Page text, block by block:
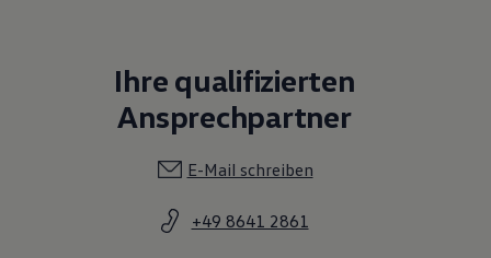
Ihre qualifizierten
Ansprechpartner
E-Mail schreiben
+49 8641 2861